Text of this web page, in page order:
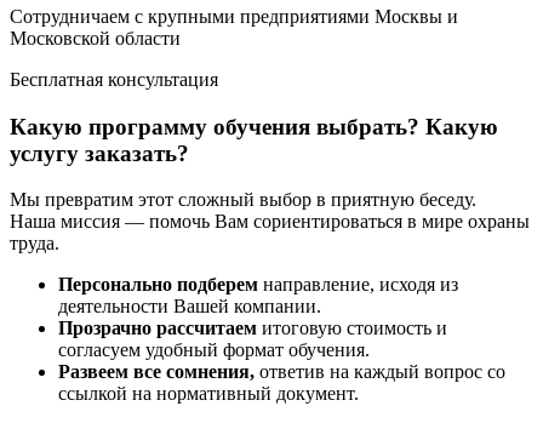
Сотрудничаем с крупными предприятиями Москвы и
Московской области
Бесплатная консультация
Какую программу обучения выбрать? Какую
услугу заказать?
Мы превратим этот сложный выбор в приятную беседу.
Наша миссия — помочь Вам сориентироваться в мире охраны
труда.
Персонально подберем направление, исходя из
деятельности Вашей компании.
Прозрачно рассчитаем итоговую стоимость и
согласуем удобный формат обучения.
Развеем все сомнения, ответив на каждый вопрос со
ссылкой на нормативный документ.